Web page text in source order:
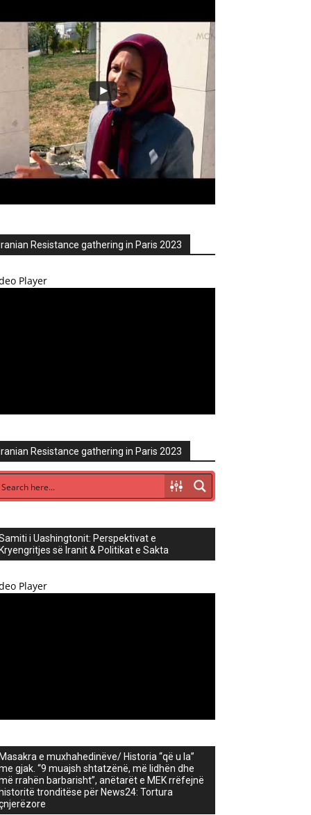
Resistance gathering in Paris 2023
Player
Resistance gathering in Paris 2023
i Uashingtonit: Perspektivat e
së Iranit & Politikat e Sakta
Player
e muxhahedinëve/ Historia “që u la”
gjak. “9 muajsh shtatzënë, më lidhën dhe
rrahën barbarisht”, anëtarët e MEK rrëfejnë
tronditëse për News24: Tortura